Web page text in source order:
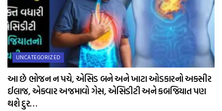
UNCATEGORIZED
આ છે ભોજન ન પચે, એસિડ બને અને ખાટા ઓડકારનો અકસીર
ઈલાજ, એકવાર અજમાવો ગેસ, એસિડીટી અને કબજિયાત પણ
થશે દુર…